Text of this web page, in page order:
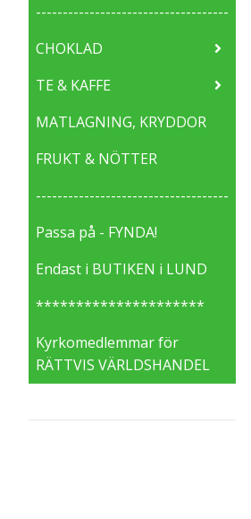
------------------------------------
CHOKLAD
TE & KAFFE
MATLAGNING, KRYDDOR
FRUKT & NÖTTER
------------------------------------
Passa på - FYNDA!
Endast i BUTIKEN i LUND
*********************
Kyrkomedlemmar för
RÄTTVIS VÄRLDSHANDEL